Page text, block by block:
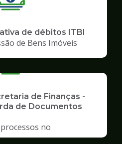
de débitos ITBI
de Bens Imóveis
de Finanças -
de Documentos
no